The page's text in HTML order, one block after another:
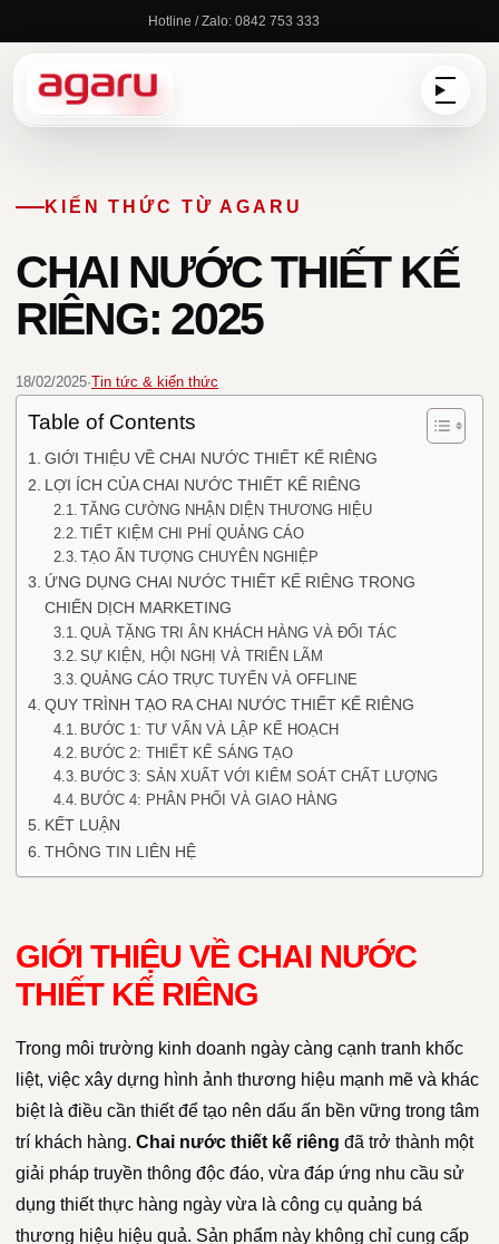
nội
Hotline / Zalo: 0842 753 333
KIẾN THỨC TỪ AGARU
CHAI NƯỚC THIẾT KẾ
RIÊNG: 2025
18/02/2025·Tin tức & kiến thức
Table of Contents
GIỚI THIỆU VỀ CHAI NƯỚC THIẾT KẾ RIÊNG
LỢI ÍCH CỦA CHAI NƯỚC THIẾT KẾ RIÊNG
TĂNG CƯỜNG NHẬN DIỆN THƯƠNG HIỆU
TIẾT KIỆM CHI PHÍ QUẢNG CÁO
TẠO ẤN TƯỢNG CHUYÊN NGHIỆP
ỨNG DỤNG CHAI NƯỚC THIẾT KẾ RIÊNG TRONG
CHIẾN DỊCH MARKETING
QUÀ TẶNG TRI ÂN KHÁCH HÀNG VÀ ĐỐI TÁC
SỰ KIỆN, HỘI NGHỊ VÀ TRIỂN LÃM
QUẢNG CÁO TRỰC TUYẾN VÀ OFFLINE
QUY TRÌNH TẠO RA CHAI NƯỚC THIẾT KẾ RIÊNG
BƯỚC 1: TƯ VẤN VÀ LẬP KẾ HOẠCH
BƯỚC 2: THIẾT KẾ SÁNG TẠO
BƯỚC 3: SẢN XUẤT VỚI KIỂM SOÁT CHẤT LƯỢNG
BƯỚC 4: PHÂN PHỐI VÀ GIAO HÀNG
KẾT LUẬN
THÔNG TIN LIÊN HỆ
GIỚI THIỆU VỀ CHAI NƯỚC
THIẾT KẾ RIÊNG
Trong môi trường kinh doanh ngày càng cạnh tranh khốc
liệt, việc xây dựng hình ảnh thương hiệu mạnh mẽ và khác
biệt là điều cần thiết để tạo nên dấu ấn bền vững trong tâm
trí khách hàng. Chai nước thiết kế riêng đã trở thành một
giải pháp truyền thông độc đáo, vừa đáp ứng nhu cầu sử
dụng thiết thực hàng ngày vừa là công cụ quảng bá
thương hiệu hiệu quả. Sản phẩm này không chỉ cung cấp